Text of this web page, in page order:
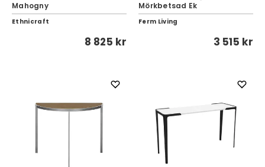
Mahogny
Ethnicraft
8 825 kr
Mörkbetsad Ek
Ferm Living
3 515 kr